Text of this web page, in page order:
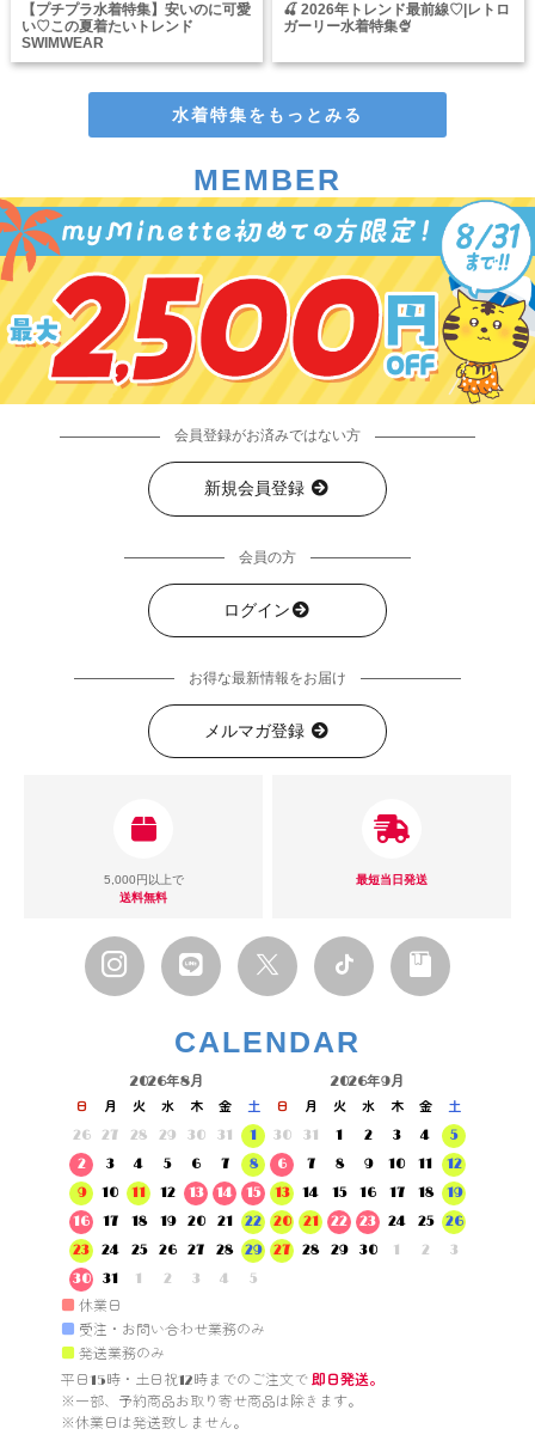
【プチプラ水着特集】安いのに可愛
い♡この夏着たいトレンド
SWIMWEAR
🍒 2026年トレンド最前線♡|レトロ
ガーリー水着特集🍨
水着特集をもっとみる
MEMBER
会員登録がお済みではない方
新規会員登録
会員の方
ログイン
お得な最新情報をお届け
メルマガ登録
5,000円以上で
送料無料
最短当日発送
CALENDAR
2026年8月
日 月 火 水 木 金
土
26
27 28 29 30 31
1
2
3 4 5 6 7
8
9
10 11 12 13 14
15
16
17 18 19 20 21
22
23
24 25 26 27 28
29
30
31 1 2 3 4 5
2026年9月
日 月 火 水 木 金
土
30
31 1 2 3 4
5
6
7 8 9 10 11
12
13
14 15 16 17 18
19
20
21 22 23 24 25
26
27
28 29 30 1 2 3
■ 休業日
■ 受注・お問い合わせ業務のみ
■ 発送業務のみ
平日15時・土日祝12時までのご注文で 即日発送。
※一部、予約商品お取り寄せ商品は除きます。
※休業日は発送致しません。